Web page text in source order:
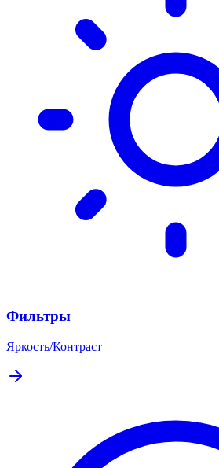
Фильтры
Яркость/Контраст